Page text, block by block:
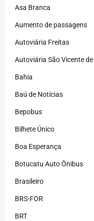
Asa Branca
Aumento de passagens
Autoviária Freitas
Autoviária São Vicente
Bahia
Baú de Notícias
Bepobus
Bilhete Único
Boa Esperança
Botucatu Auto Ônibus
Brasileiro
BRS-FOR
BRT